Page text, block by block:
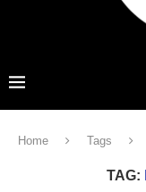
Home Tags
TAG: